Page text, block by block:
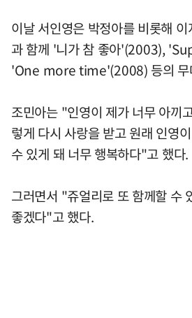
이날 서인영은 박정아를 비롯해
과 함께 '니가 참 좋아'(2003),
'One more time'(2008) 등의 무
조민아는 "인영이 제가 너무 아끼
렇게 다시 사랑을 받고 원래 인영
수 있게 돼 너무 행복하다"고 했다.
그러면서 "쥬얼리로 또 함께할 수
좋겠다"고 했다.